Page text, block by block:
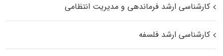
کارشناسی ارشد فرماندهی و مدیریت انتظامی
کارشناسی ارشد فلسفه